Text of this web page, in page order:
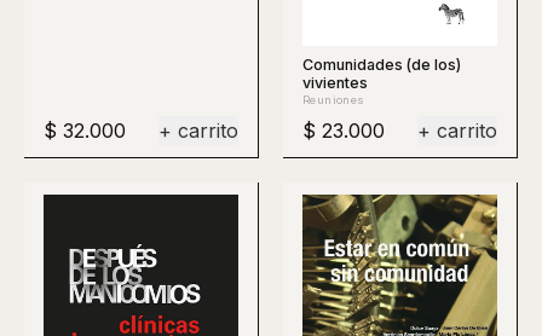
$ 32.000 + carrito
Comunidades (de los)
vivientes
Reuniones
$ 23.000 + carrito